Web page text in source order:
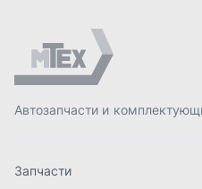
Масла и автохимия
Спецпредложения
Доставка и оплата